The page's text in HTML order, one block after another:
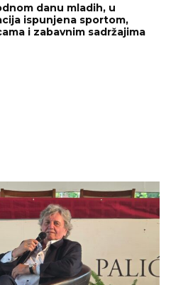
danu mladih, u
ispunjena sportom,
i zabavnim sadržajima